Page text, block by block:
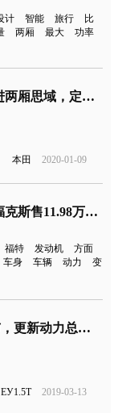
计 智能 旅行
比
两厢 最大
功率
本田年会正式确认引进两厢思域，定于5月上市发布
本田 2020-01-09
全系换装四缸，全新福克斯售11.98万元起
福特 发动机
方面
车身 车辆 动力
变
北京奔驰新款E级上市，更新动力总成入门版搭载1.5T四缸发动机
EУ1.5T 2019-03-13